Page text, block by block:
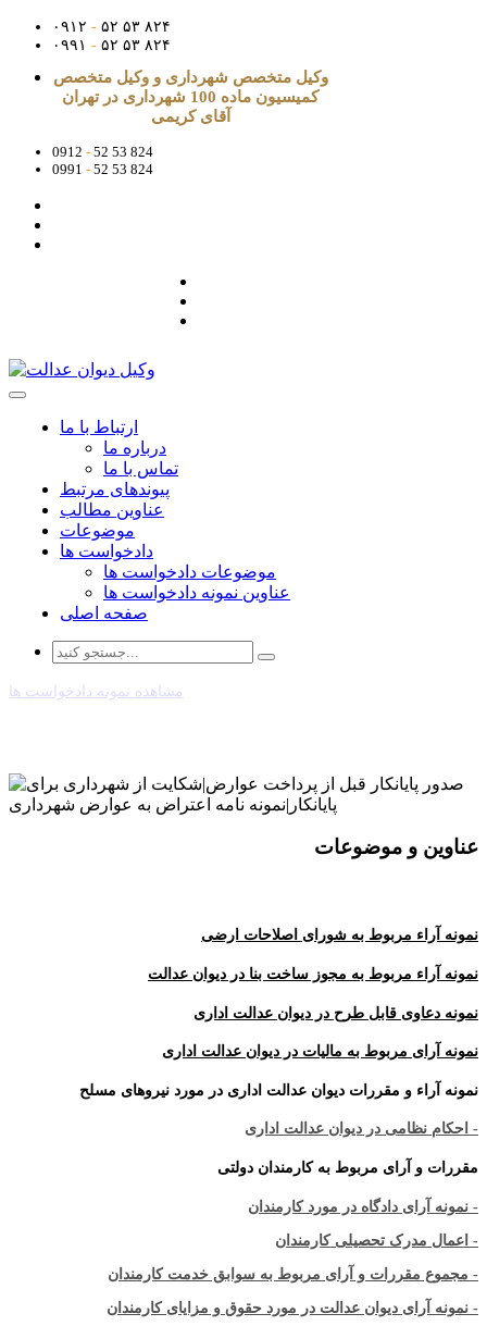
۰۹۱۲ - ۵۲ ۵۳ ۸۲۴
۰۹۹۱ - ۵۲ ۵۳ ۸۲۴
وکیل متخصص شهرداری و وکیل متخصص
کمیسیون ماده 100 شهرداری در تهران
آقای کریمی
0912 - 52 53 824
0991 - 52 53 824
ارتباط با ما
درباره ما
تماس با ما
پیوندهای مرتبط
عناوین مطالب
موضوعات
دادخواست ها
موضوعات دادخواست ها
عناوین نمونه دادخواست ها
صفحه اصلی
مشاهده نمونه دادخواست ها
عناوین و موضوعات
نمونه آراء مربوط به شورای اصلاحات ارضی
نمونه آراء مربوط به مجوز ساخت بنا در دیوان عدالت
نمونه دعاوی قابل طرح در دیوان عدالت اداری
نمونه آرای مربوط به مالیات در دیوان عدالت اداری
نمونه آراء و مقررات دیوان عدالت اداری در مورد نیروهای مسلح
- احکام نظامی در دیوان عدالت اداری
مقررات و آرای مربوط به کارمندان دولتی
- نمونه آرای دادگاه در مورد کارمندان
- اعمال مدرک تحصیلی کارمندان
- مجموع مقررات و آرای مربوط به سوابق خدمت کارمندان
- نمونه آرای دیوان عدالت در مورد حقوق و مزایای کارمندان